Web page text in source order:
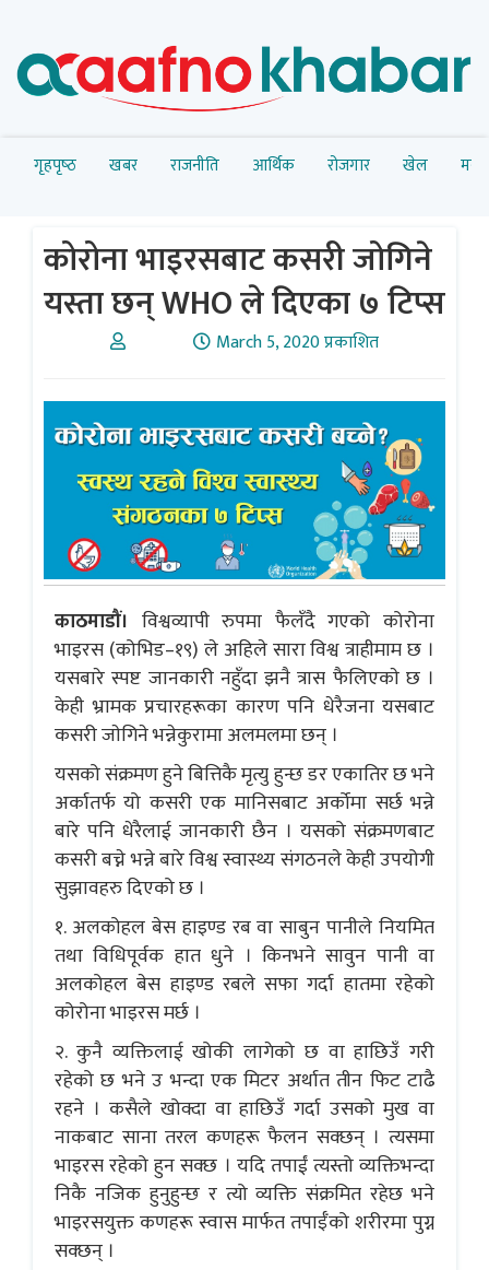
गृहपृष्‍ठ खबर राजनीति आर्थिक रोजगार खेल
कोरोना भाइरसबाट कसरी जोगिने
यस्ता छन् WHO ले दिएका ७ टिप्स
March 5, 2020 प्रकाशित
काठमाडौं। विश्वव्यापी रुपमा फैलँदै गएको कोरोना
भाइरस (कोभिड–१९) ले अहिले सारा विश्व त्राहीमाम छ ।
यसबारे स्पष्ट जानकारी नहुँदा झनै त्रास फैलिएकाे छ ।
केही भ्रामक प्रचारहरूका कारण पनि धेरैजना यसबाट
कसरी जाेगिने भन्नेकुरामा अलमलमा छन् ।
यसको संक्रमण हुने बित्तिकै मृत्यु हुन्छ डर एकातिर छ भने
अर्कातर्फ यो कसरी एक मानिसबाट अर्कोमा सर्छ भन्ने
बारे पनि धेरैलाई जानकारी छैन । यसको संक्रमणबाट
कसरी बच्ने भन्ने बारे विश्व स्वास्थ्य संगठनले केही उपयोगी
सुझावहरु दिएको छ ।
१. अलकोहल बेस हाइण्ड रब वा साबुन पानीले नियमित
तथा विधिपूर्वक हात धुने । किनभने सावुन पानी वा
अलकोहल बेस हाइण्ड रबले सफा गर्दा हातमा रहेको
कोरोना भाइरस मर्छ ।
२. कुनै व्यक्तिलाई खोकी लागेको छ वा हाछिउँ गरी
रहेको छ भने उ भन्दा एक मिटर अर्थात तीन फिट टाढै
रहने । कसैले खोक्दा वा हाछिउँ गर्दा उसको मुख वा
नाकबाट साना तरल कणहरू फैलन सक्छन् । त्यसमा
भाइरस रहेको हुन सक्छ । यदि तपाईं त्यस्तो व्यक्तिभन्दा
निकै नजिक हुनुहुन्छ र त्यो व्यक्ति संक्रमित रहेछ भने
भाइरसयुक्त कणहरू स्वास मार्फत तपाईँको शरीरमा पुग्न
सक्छन् ।